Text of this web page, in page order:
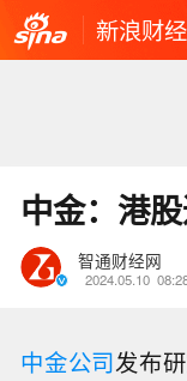
新浪财经
中金：港
智通财经网
2024.05.10
中金公司发布